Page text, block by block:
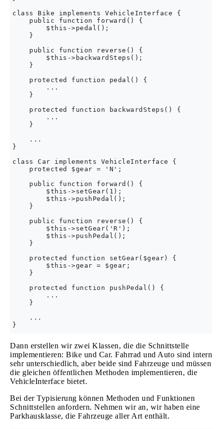
class Bike implements VehicleInterface {
    public function forward() {
        $this->pedal();
    }
    public function reverse() {
        $this->backwardSteps();
    }
    protected function pedal() {
        ...
    }
    protected function backwardSteps() {
        ...
    }
    ...
}
class Car implements VehicleInterface {
    protected $gear = 'N';
    public function forward() {
        $this->setGear(1);
        $this->pushPedal();
    }
    public function reverse() {
        $this->setGear('R');
        $this->pushPedal();
    }
    protected function setGear($gear) {
        $this->gear = $gear;
    }
    protected function pushPedal() {
        ...
    }
    ...
Dann erstellen wir zwei Klassen, die die Schnittstelle
implementieren: Bike und Car. Fahrrad und Auto sind intern
sehr unterschiedlich, aber beide sind Fahrzeuge und müssen
die gleichen öffentlichen Methoden implementieren, die
VehicleInterface bietet.
Bei der Typisierung können Methoden und Funktionen
Schnittstellen anfordern. Nehmen wir an, wir haben eine
Parkhausklasse, die Fahrzeuge aller Art enthält.